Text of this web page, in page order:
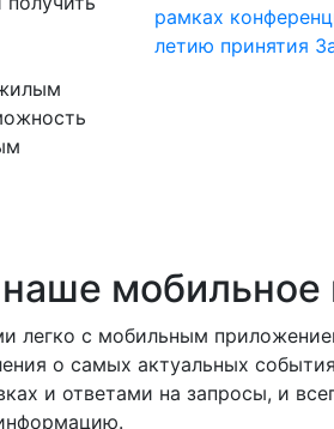
рамках
летию принятия
легко с мобильным
о самых актуальных
и ответами на запросы, и